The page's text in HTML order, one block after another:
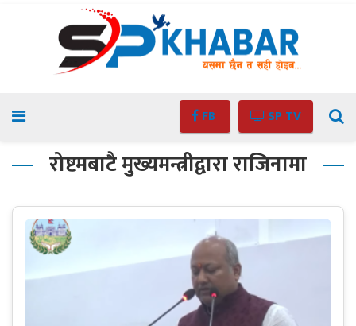
FB SP TV
रोष्टमबाटै मुख्यमन्त्रीद्वारा राजिनामा